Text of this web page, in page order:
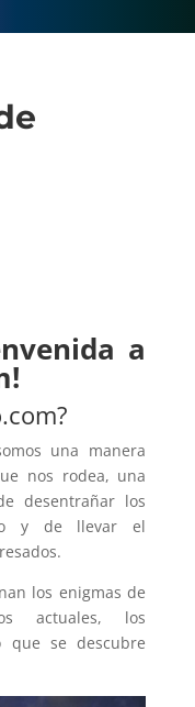
a
una manera
nos rodea, una
desentrañar los
y de llevar el
los enigmas de
actuales, los
que se descubre